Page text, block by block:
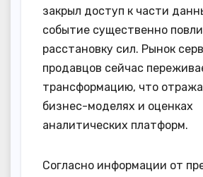
закрыл доступ к части
событие существенно
расстановку сил. Рынок
продавцов сейчас
трансформацию, что
бизнес-моделях и оценках
аналитических платформ.
Согласно информации от